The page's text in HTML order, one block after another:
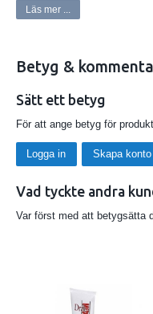
Innehållsförteckning:
Aqua
Isopropyl alcohol
Menthol
Carbomer
Aloe Barbadensis leaf juice
Isopropyl alkohol
Läs mer ...
Betyg &
Sätt ett betyg
För att ange betyg för
Logga in Skapa konto
Vad tyckte andra
Var först med att betygsätta